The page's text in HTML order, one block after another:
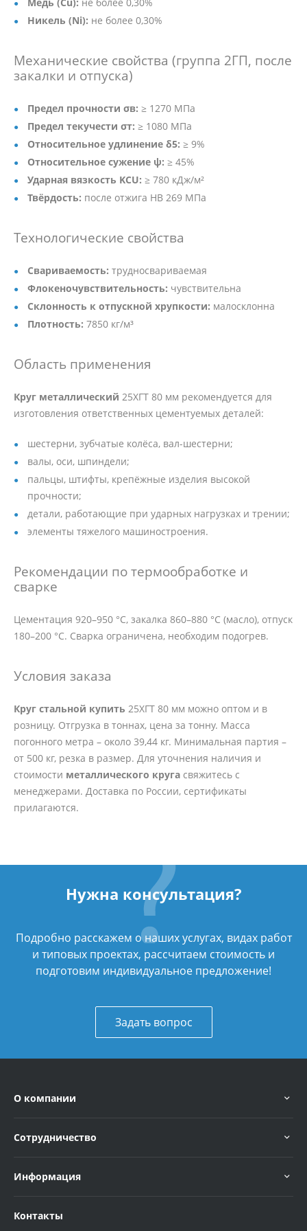
Никель (Ni): не более 0,30%
Механические свойства (группа 2ГП, после
закалки и отпуска)
Предел прочности σв: ≥ 1270 МПа
Предел текучести σт: ≥ 1080 МПа
Относительное удлинение δ5: ≥ 9%
Относительное сужение ψ: ≥ 45%
Ударная вязкость KCU: ≥ 780 кДж/м²
Твёрдость: после отжига HB 269 МПа
Технологические свойства
Свариваемость: трудносвариваемая
Флокеночувствительность: чувствительна
Склонность к отпускной хрупкости: малосклонна
Плотность: 7850 кг/м³
Область применения
Круг металлический 25ХГТ 80 мм рекомендуется для
изготовления ответственных цементуемых деталей:
шестерни, зубчатые колёса, вал-шестерни;
валы, оси, шпиндели;
пальцы, штифты, крепёжные изделия высокой
прочности;
детали, работающие при ударных нагрузках и трении;
элементы тяжелого машиностроения.
Рекомендации по термообработке и
сварке
Цементация 920–950 °C, закалка 860–880 °C (масло), отпуск
180–200 °C. Сварка ограничена, необходим подогрев.
Условия заказа
Круг стальной купить 25ХГТ 80 мм можно оптом и в
розницу. Отгрузка в тоннах, цена за тонну. Масса
погонного метра – около 39,44 кг. Минимальная партия –
от 500 кг, резка в размер. Для уточнения наличия и
стоимости металлического круга свяжитесь с
менеджерами. Доставка по России, сертификаты
прилагаются.
Нужна консультация?
Подробно расскажем о наших услугах, видах работ
и типовых проектах, рассчитаем стоимость и
подготовим индивидуальное предложение!
Задать вопрос
О компании
Сотрудничество
Информация
Контакты